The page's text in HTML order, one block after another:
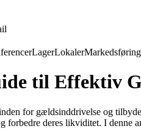
LagerLokalerMarkedsføring
til Effektiv
for gældsinddrivelse og
forbedre deres likviditet. I